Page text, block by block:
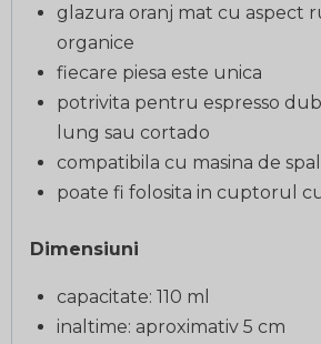
glazura oranj mat cu aspect
organice
fiecare piesa este unica
potrivita pentru espresso
lung sau cortado
compatibila cu masina de
poate fi folosita in cuptorul
Dimensiuni
capacitate: 110 ml
inaltime: aproximativ 5 cm